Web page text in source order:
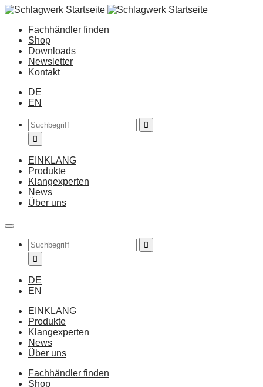
Fachhändler finden
Shop
Downloads
Newsletter
Kontakt
DE
EN
EINKLANG
Produkte
Klangexperten
News
Über uns
DE
EN
EINKLANG
Produkte
Klangexperten
News
Über uns
Fachhändler finden
Shop